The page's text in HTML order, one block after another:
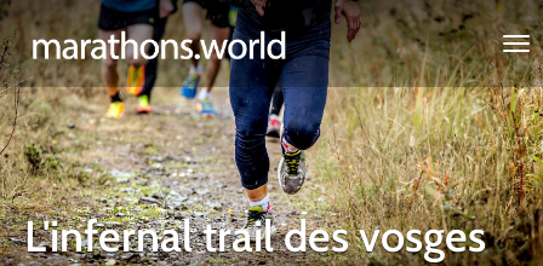
marathons.world
L'infernal trail des vosges